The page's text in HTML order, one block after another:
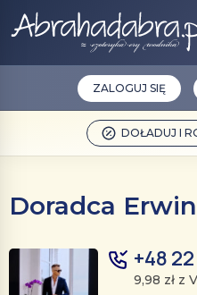
DOŁADUJ I
ZALOGUJ SIĘ
Doradca Erwin
+48
9,98 zł z